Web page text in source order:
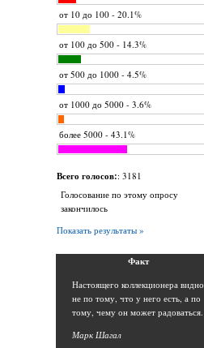
от 10 до 100 - 20.1%
от 100 до 500 - 14.3%
от 500 до 1000 - 4.5%
от 1000 до 5000 - 3.6%
более 5000 - 43.1%
Всего голосов:: 3181
Голосование по этому опросу
закончилось
Показать результаты »
Факт
Настоящего коллекционера видно
не по тому, что у него есть, а по
тому, чему он может радоваться.
Марк Шагал